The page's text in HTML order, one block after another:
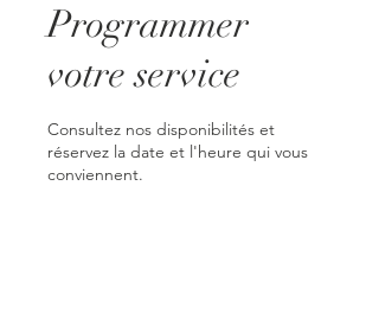
Programmer
votre service
Consultez nos disponibilités et
réservez la date et l'heure qui vous
conviennent.